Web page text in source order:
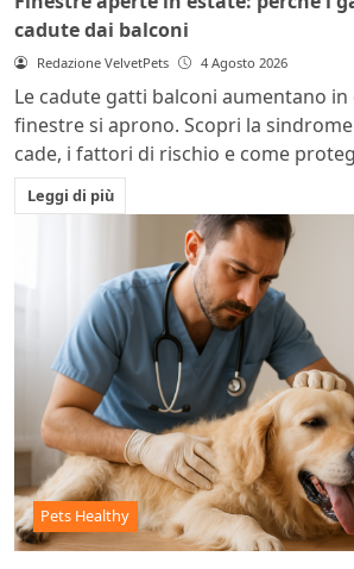
cadute dai balconi
Redazione VelvetPets 4 Agosto 2026
Le cadute gatti balconi aumentano
finestre si aprono. Scopri la
cade, i fattori di rischio e come
Leggi di più
Pets Healthy